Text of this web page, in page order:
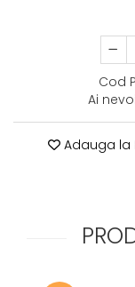
Cod
Ai
Adauga la